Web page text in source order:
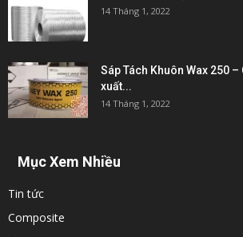
14 Tháng 1, 2022
Sáp Tách Khuôn Wax 250
xuất...
14 Tháng 1, 2022
Mục Xem Nhiều
Tin tức
Composite